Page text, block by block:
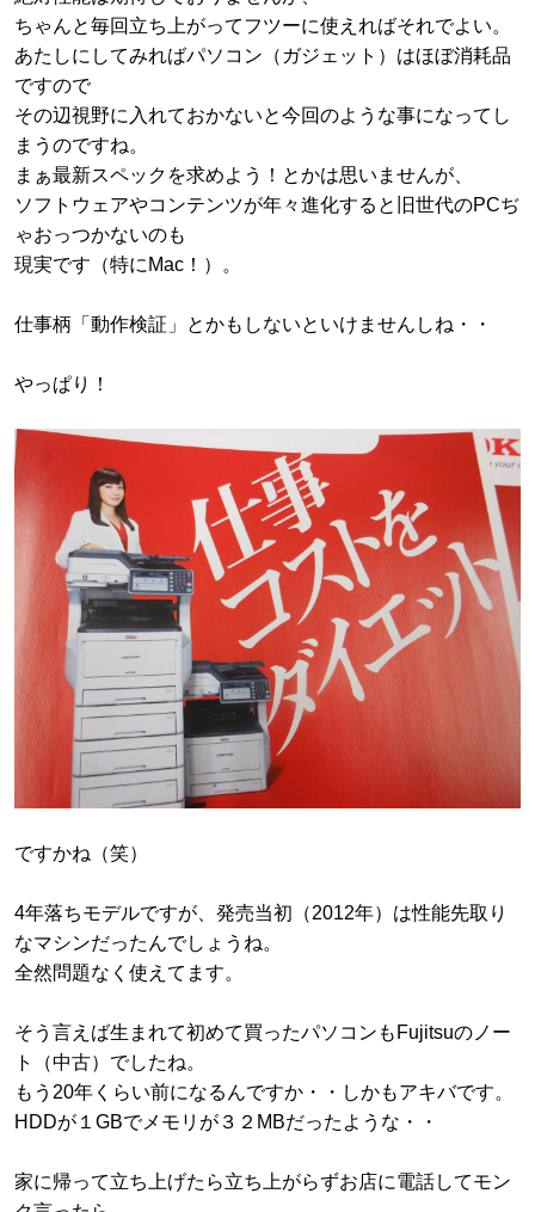
ちゃんと毎回立ち上がってフツーに使えればそれでよい。
あたしにしてみればパソコン（ガジェット）はほぼ消耗品
ですので
その辺視野に入れておかないと今回のような事になってし
まうのですね。
まぁ最新スペックを求めよう！とかは思いませんが、
ソフトウェアやコンテンツが年々進化すると旧世代のPCぢ
ゃおっつかないのも
現実です（特にMac！）。
仕事柄「動作検証」とかもしないといけませんしね・・
やっぱり！
ですかね（笑）
4年落ちモデルですが、発売当初（2012年）は性能先取り
なマシンだったんでしょうね。
全然問題なく使えてます。
そう言えば生まれて初めて買ったパソコンもFujitsuのノー
ト（中古）でしたね。
もう20年くらい前になるんですか・・しかもアキバです。
HDDが１GBでメモリが３２MBだったような・・
家に帰って立ち上げたら立ち上がらずお店に電話してモン